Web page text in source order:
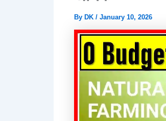
By DK / January 10, 2026